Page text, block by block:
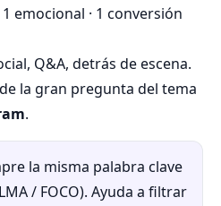
emocional · 1 conversión
Q&A, detrás de escena.
la gran pregunta del tema
.
la misma palabra clave
/ FOCO). Ayuda a filtrar